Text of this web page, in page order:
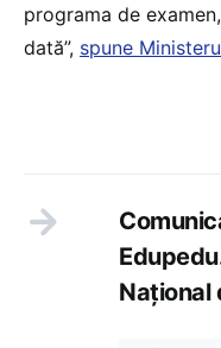
programa de
dată”, spune
Național